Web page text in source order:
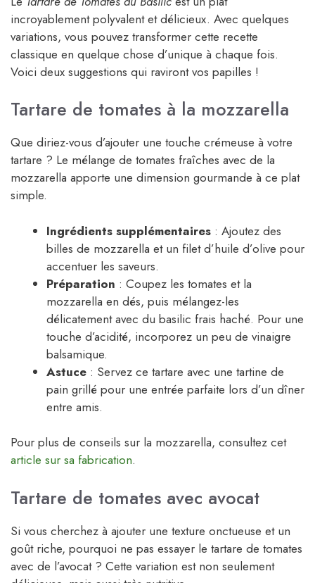
incroyablement polyvalent et délicieux. Avec quelques
variations, vous pouvez transformer cette recette
classique en quelque chose d’unique à chaque fois.
Voici deux suggestions qui raviront vos papilles !
Tartare de tomates à la mozzarella
Que diriez-vous d’ajouter une touche crémeuse à votre
tartare ? Le mélange de tomates fraîches avec de la
mozzarella apporte une dimension gourmande à ce plat
simple.
Ingrédients supplémentaires : Ajoutez des
billes de mozzarella et un filet d’huile d’olive pour
accentuer les saveurs.
Préparation : Coupez les tomates et la
mozzarella en dés, puis mélangez-les
délicatement avec du basilic frais haché. Pour une
touche d’acidité, incorporez un peu de vinaigre
balsamique.
Astuce : Servez ce tartare avec une tartine de
pain grillé pour une entrée parfaite lors d’un dîner
entre amis.
Pour plus de conseils sur la mozzarella, consultez cet
article sur sa fabrication.
Tartare de tomates avec avocat
Si vous cherchez à ajouter une texture onctueuse et un
goût riche, pourquoi ne pas essayer le tartare de tomates
avec de l’avocat ? Cette variation est non seulement